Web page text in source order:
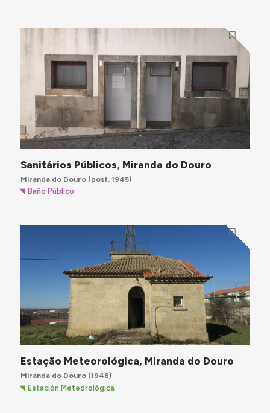
Sanitários Públicos, Miranda do Douro
Miranda do Douro(post. 1945)
Baño Público
Estação Meteorológica, Miranda do Douro
Miranda do Douro(1948)
Estación Meteorológica